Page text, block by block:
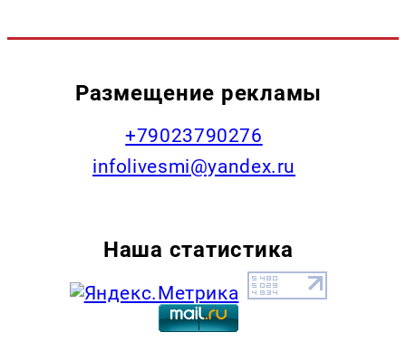
Размещение рекламы
+79023790276
infolivesmi@yandex.ru
Наша статистика